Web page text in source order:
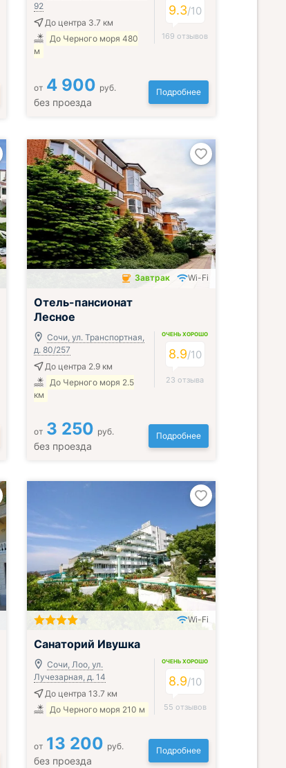
92
До центра 3.7 км
До Черного моря 480
м
9.3/10
169 отзывов
от 4 900 руб.
без проезда
Подробнее
Завтрак включён
Завтрак Wi-Fi
Отель-пансионат
Лесное
Сочи, ул. Транспортная,
д. 80/257
До центра 2.9 км
До Черного моря 2.5
км
ОЧЕНЬ ХОРОШО
8.9/10
23 отзыва
от 3 250 руб.
без проезда
Подробнее
Включён завтрак, обед и ужин
Wi-Fi
Санаторий Ивушка
Сочи, Лоо, ул.
Лучезарная, д. 14
До центра 13.7 км
До Черного моря 210 м
ОЧЕНЬ ХОРОШО
8.9/10
55 отзывов
от 13 200 руб.
без проезда
Подробнее